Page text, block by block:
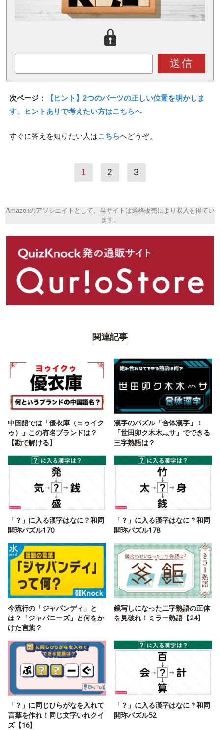
送信
次ページ：
【ヒント】2つのパーツの正しい位置を明かしま
す。ヒントありで考えたい方はこちらへ
すぐに答えを知りたい人はこちらへどうぞ。
1 2 3
Amazonのアソシエイトとして、当サイトは適格販売により収入を得てい
ます。
関連記事
中国語では「優衣庫（ヨゥイク
ゥ）」この有名ブランドは？
【勘で解ける】
漢字のパズル「合体漢字」！
「世田卯ク木木灬サ」でできる
三字熟語は？
「？」に入る漢字はなに？和同
開珎パズル170
「？」に入る漢字はなに？和同
開珎パズル178
今流行の「ジャパンディ」と
は？「ジャパニーズ」と何をか
けた言葉？
鏡写しになった二字熟語の正体
を見破れ！ミラー熟語【24】
「？」に同じひらがなを入れて
言葉を作れ！同じ文字いれクイ
ズ【16】
「？」に入る漢字はなに？和同
開珎パズル52